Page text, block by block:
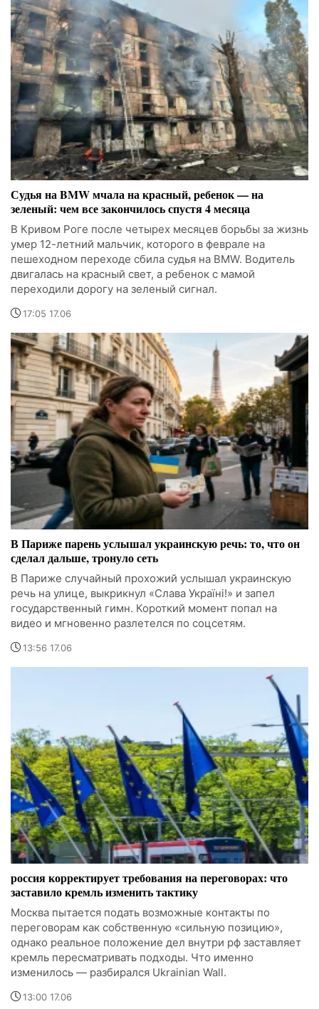
Судья на BMW мчала на красный, ребенок — на
зеленый: чем все закончилось спустя 4 месяца
В Кривом Роге после четырех месяцев борьбы за жизнь
умер 12-летний мальчик, которого в феврале на
пешеходном переходе сбила судья на BMW. Водитель
двигалась на красный свет, а ребенок с мамой
переходили дорогу на зеленый сигнал.
17:05 17.06
В Париже парень услышал украинскую речь: то, что он
сделал дальше, тронуло сеть
В Париже случайный прохожий услышал украинскую
речь на улице, выкрикнул «Слава Україні!» и запел
государственный гимн. Короткий момент попал на
видео и мгновенно разлетелся по соцсетям.
13:56 17.06
россия корректирует требования на переговорах: что
заставило кремль изменить тактику
Москва пытается подать возможные контакты по
переговорам как собственную «сильную позицию»,
однако реальное положение дел внутри рф заставляет
кремль пересматривать подходы. Что именно
изменилось — разбирался Ukrainian Wall.
13:00 17.06